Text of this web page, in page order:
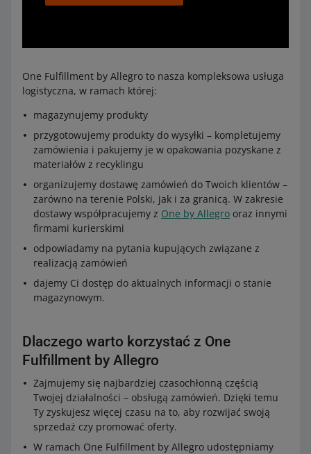
One Fulfillment by Allegro to nasza kompleksowa usługa
logistyczna, w ramach której:
magazynujemy produkty
przygotowujemy produkty do wysyłki – kompletujemy
zamówienia i pakujemy je w opakowania pozyskane z
materiałów z recyklingu
organizujemy dostawę zamówień do Twoich klientów –
zarówno na terenie Polski, jak i za granicą. W zakresie
dostawy współpracujemy z One by Allegro oraz innymi
firmami kurierskimi
odpowiadamy na pytania kupujących związane z
realizacją zamówień
dajemy Ci dostęp do aktualnych informacji o stanie
magazynowym.
Dlaczego warto korzystać z One
Fulfillment by Allegro
Zajmujemy się najbardziej czasochłonną częścią
Twojej działalności – obsługą zamówień. Dzięki temu
Ty zyskujesz więcej czasu na to, aby rozwijać swoją
sprzedaż czy promować oferty.
W ramach One Fulfillment by Allegro udostępniamy